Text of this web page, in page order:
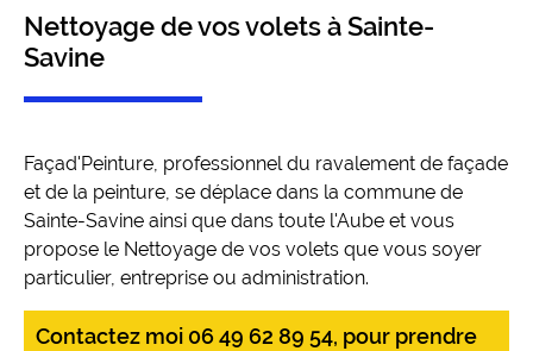
Nettoyage de vos volets à Sainte-
Savine
Façad'Peinture, professionnel du ravalement de façade
et de la peinture, se déplace dans la commune de
Sainte-Savine ainsi que dans toute l'Aube et vous
propose le Nettoyage de vos volets que vous soyer
particulier, entreprise ou administration.
Contactez moi 06 49 62 89 54, pour prendre